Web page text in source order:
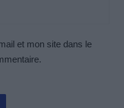
et mon site dans le